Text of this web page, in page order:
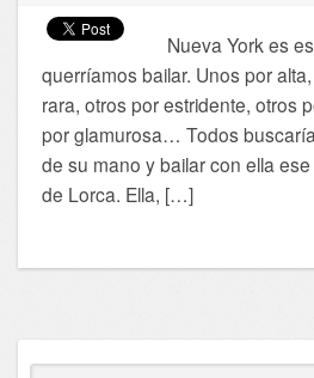
Nueva York es
querríamos bailar. Unos por
rara, otros por estridente, otros
por glamurosa… Todos
de su mano y bailar con ella
de Lorca. Ella, […]